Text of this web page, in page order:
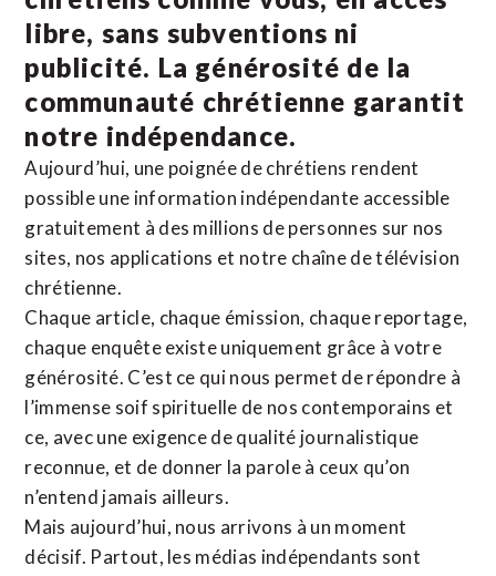
libre, sans subventions ni
publicité. La générosité de la
communauté chrétienne garantit
notre indépendance.
Aujourd’hui, une poignée de chrétiens rendent
possible une information indépendante accessible
gratuitement à des millions de personnes sur nos
sites, nos applications et notre chaîne de télévision
chrétienne.
Chaque article, chaque émission, chaque reportage,
chaque enquête existe uniquement grâce à votre
générosité. C’est ce qui nous permet de répondre à
l’immense soif spirituelle de nos contemporains et
ce, avec une exigence de qualité journalistique
reconnue, et de donner la parole à ceux qu’on
n’entend jamais ailleurs.
Mais aujourd’hui, nous arrivons à un moment
décisif. Partout, les médias indépendants sont